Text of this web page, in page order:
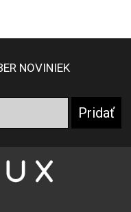
NOVINIEK